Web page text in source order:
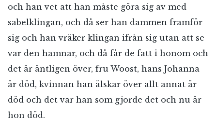
och han vet att han måste göra sig av med
sabelklingan, och då ser han dammen framför
sig och han vräker klingan ifrån sig utan att se
var den hamnar, och då får de fatt i honom och
det är äntligen över, fru Woost, hans Johanna
är död, kvinnan han älskar över allt annat är
död och det var han som gjorde det och nu är
hon död.